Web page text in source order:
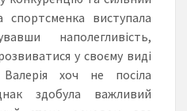
спортсменка виступала
наполегливість,
у своєму виді
хоч не посіла
здобула важливий